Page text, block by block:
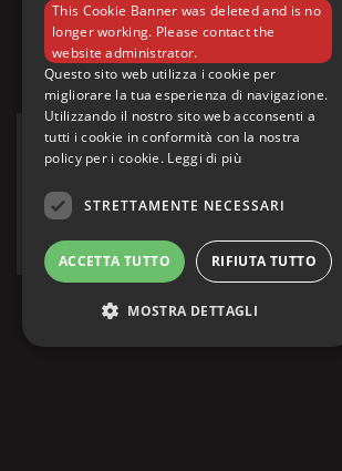
24 25 26 27
1 2 3
This Cookie Banner was deleted and is no
longer working. Please contact the
website administrator.
Questo sito web utilizza i cookie per
migliorare la tua esperienza di navigazione.
Utilizzando il nostro sito web acconsenti a
tutti i cookie in conformità con la nostra
policy per i cookie. Leggi di più
STRETTAMENTE NECESSARI
ACCETTA TUTTO RIFIUTA TUTTO
MOSTRA DETTAGLI